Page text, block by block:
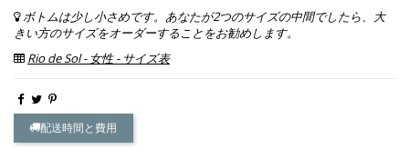
ボトムは少し小さめです。あなたが2つのサイズの中間でしたら、大
きい方のサイズをオーダーすることをお勧めします。
Rio de Sol - 女性 - サイズ表
配送時間と費用